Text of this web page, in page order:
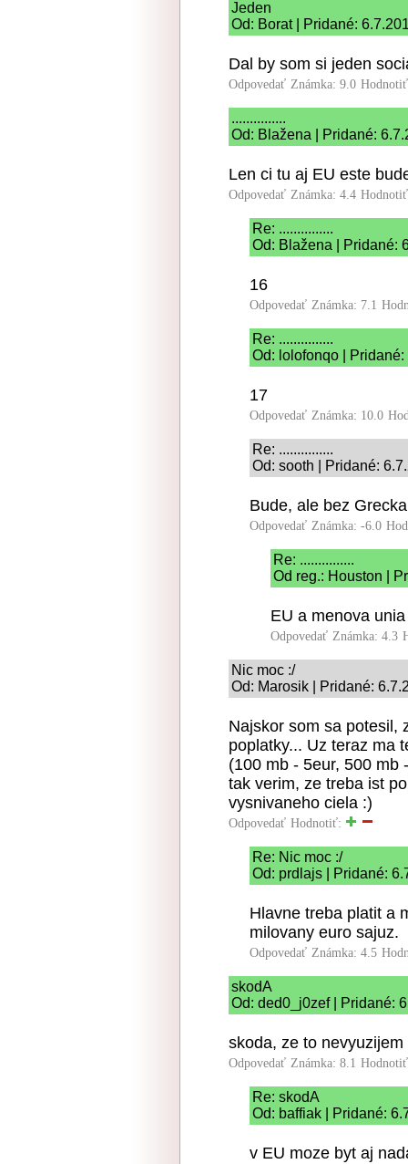
Jeden
Od: Borat | Pridané:
Dal by som si jeden
Odpovedať Známka: 9.0
...............
Od: Blažena | Pridané:
Len ci tu aj EU este
Odpovedať Známka: 4.4
Re: ...............
Od: Blažena | Pridané:
16
Odpovedať Známka: 7.1
Re: ...............
Od: lolofonqo |
17
Odpovedať Známka: 10.0
Re: ...............
Od: sooth | Pridané:
Bude, ale bez Grecka
Odpovedať Známka: -6.0
Re: ...............
Od reg.: Houston |
EU a menova
Odpovedať Známka: 4.3
Nic moc :/
Od: Marosik | Pridané:
Najskor som sa potesil,
poplatky... Uz teraz ma
(100 mb - 5eur, 500 mb
tak verim, ze treba ist
vysnivaneho ciela :)
Odpovedať Hodnotiť:
Re: Nic moc :/
Od: prdlajs | Pridané:
Hlavne treba platit a
milovany euro sajuz.
Odpovedať Známka: 4.5
skodA
Od: ded0_j0zef | Pridané:
skoda, ze to
Odpovedať Známka: 8.1
Re: skodA
Od: baffiak | Pridané:
v EU moze byt aj